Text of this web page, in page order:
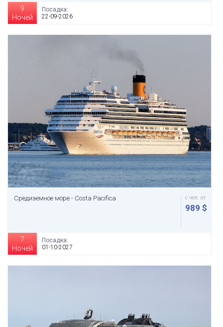
9
Ночей
Посадка:
22-09-2026
Средиземное море - Costa Pacifica с чел. от
989 $
7
Ночей
Посадка:
01-10-2027